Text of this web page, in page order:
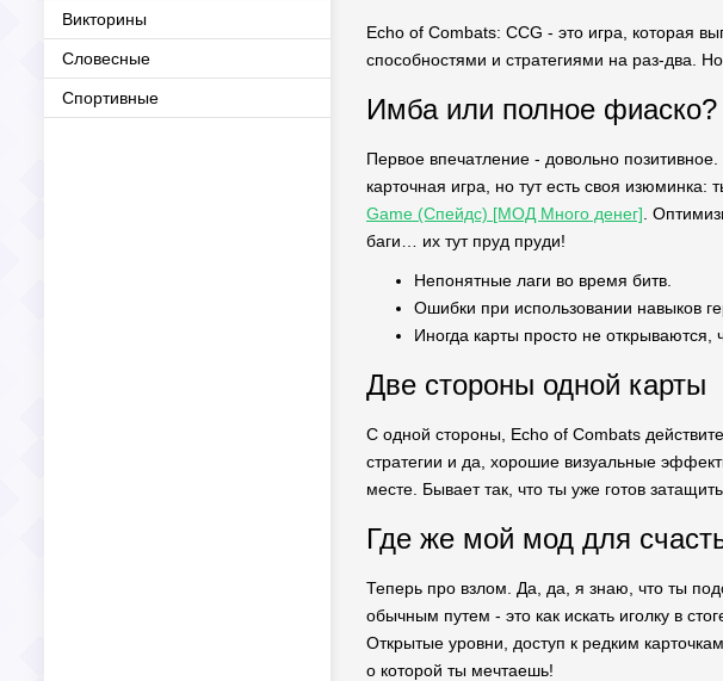
Викторины
Словесные
Спортивные
Echo of Combats: CCG - это игра, которая
способностями и стратегиями на раз-два.
Имба или полное фиаско?
Первое впечатление - довольно
карточная игра, но тут есть своя
Game (Спейдс) [МОД Много денег] .
баги… их тут пруд пруди!
Непонятные лаги во время битв.
Ошибки при использовании навыков
Иногда карты просто не открываются,
Две стороны одной карты
С одной стороны, Echo of Combats
стратегии и да, хорошие визуальные
месте. Бывает так, что ты уже готов
Где же мой мод для
Теперь про взлом. Да, да, я знаю, что ты
обычным путем - это как искать иголку в
Открытые уровни, доступ к редким
о которой ты мечтаешь!